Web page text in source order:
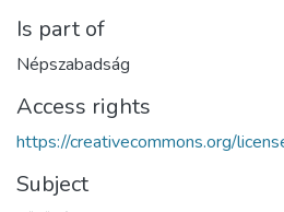
Is part of
Népszabadság
Access rights
https://creativecommons.org/
Subject